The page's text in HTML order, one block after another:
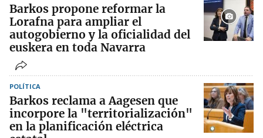
Barkos propone reformar la
Lorafna para ampliar el
autogobierno y la oficialidad del
euskera en toda Navarra
POLÍTICA
Barkos reclama a Aagesen que
incorpore la "territorialización"
en la planificación eléctrica